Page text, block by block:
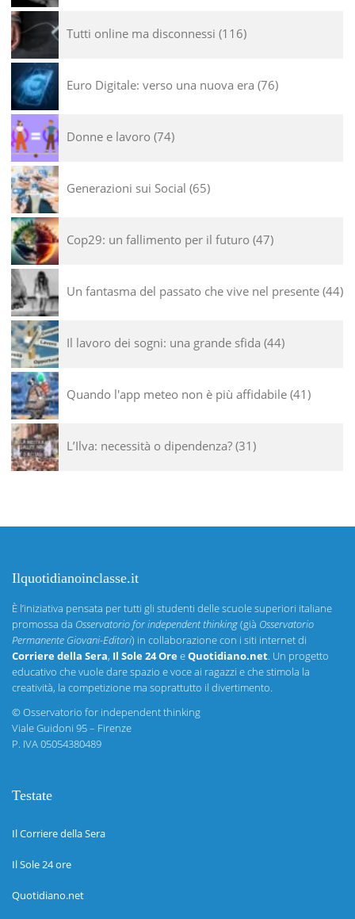
Tutti online ma disconnessi 116
Euro Digitale: verso una nuova era 76
Donne e lavoro 74
Generazioni sui Social 65
Cop29: un fallimento per il futuro 47
Un fantasma del passato che vive nel presente 44
Il lavoro dei sogni: una grande sfida 44
Quando l'app meteo non è più affidabile 41
L’Ilva: necessità o dipendenza? 31
Ilquotidianoinclasse.it
È l’iniziativa pensata per tutti gli studenti delle scuole superiori italiane
promossa da Osservatorio for independent thinking(già Osservatorio
Permanente Giovani-Editori) in collaborazione con i siti internet di
Corriere della Sera, Il Sole 24 OreeQuotidiano.net. Un progetto
educativo che vuole dare spazio e voce ai ragazzi e che stimola la
creatività, la competizione ma soprattutto il divertimento.
©Osservatorio for independent thinking
Viale Guidoni 95 – Firenze
P. IVA 05054380489
Testate
Il Corriere della Sera
Il Sole 24 ore
Quotidiano.net